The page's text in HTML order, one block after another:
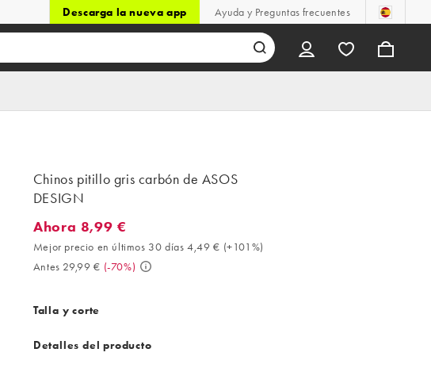
Descarga la nueva app Ayuda y Preguntas frecuentes
Chinos pitillo gris carbón de ASOS
DESIGN
Ahora 8,99 €. Mejor precio en últimos 30 días 4,49 € (+101%). Antes
Ahora 8,99 €
Mejor precio en últimos 30 días 4,49 € (+101%)
Antes 29,99 € (-70%)
Talla y corte
Detalles del producto